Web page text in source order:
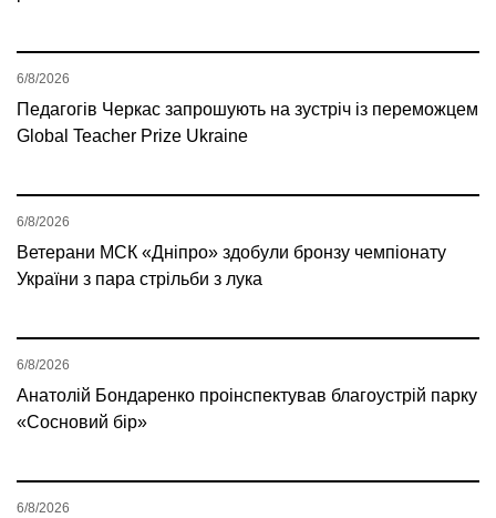
Педагогів Черкас запрошують на зустріч із переможцем
Global Teacher Prize Ukraine
6/8/2026
Ветерани МСК «Дніпро» здобули бронзу чемпіонату
України з пара стрільби з лука
6/8/2026
Анатолій Бондаренко проінспектував благоустрій парку
«Сосновий бір»
6/8/2026
6/8/2026